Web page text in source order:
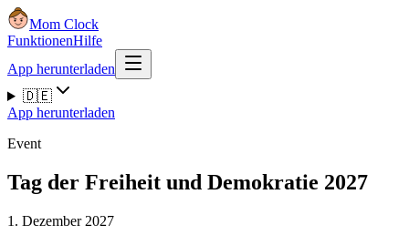
Mom Clock
FunktionenHilfe
App herunterladen
🇩🇪
App herunterladen
Event
Tag der Freiheit und Demokratie 2027
1. Dezember 2027